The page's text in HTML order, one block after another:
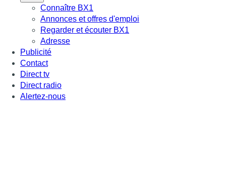
Connaître BX1
Annonces et offres d'emploi
Regarder et écouter BX1
Adresse
Publicité
Contact
Direct tv
Direct radio
Alertez-nous